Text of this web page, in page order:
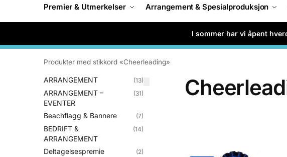
Premier & Utmerkelser Arrangement & Spesialproduksjon
I sommer har vi åpent
Produkter med stikkord «Cheerleading»
ARRANGEMENT (13)
ARRANGEMENT –
EVENTER
(31)
Beachflagg & Bannere (7)
BEDRIFT &
ARRANGEMENT
(14)
Deltagelsespremie (2)